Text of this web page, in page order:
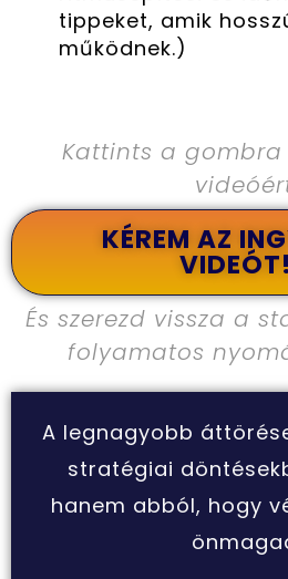
tippeket, amik
működnek.)
Kattints a gombra
KÉREM AZ
VIDEÓT!
És szerezd vissza a
folyamatos
A legnagyobb
stratégiai
hanem abból, hogy